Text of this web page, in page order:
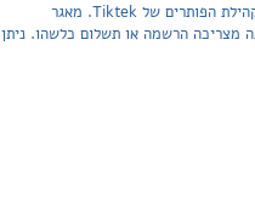
פה תוכלו למצוא בקלות ובחינם פתרונות מלאים ותשובות מפורטות לשאלות מהספר En Francais 2 / Valerie Laskow שהועלו על ידי חברי קהילת הפותרים של Tiktek. מאגר
לשאלות חפשית ואינה מצריכה הרשמה או תשלום כלשהו. ניתן